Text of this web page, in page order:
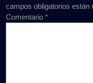
campos obligatorios están
Comentario *